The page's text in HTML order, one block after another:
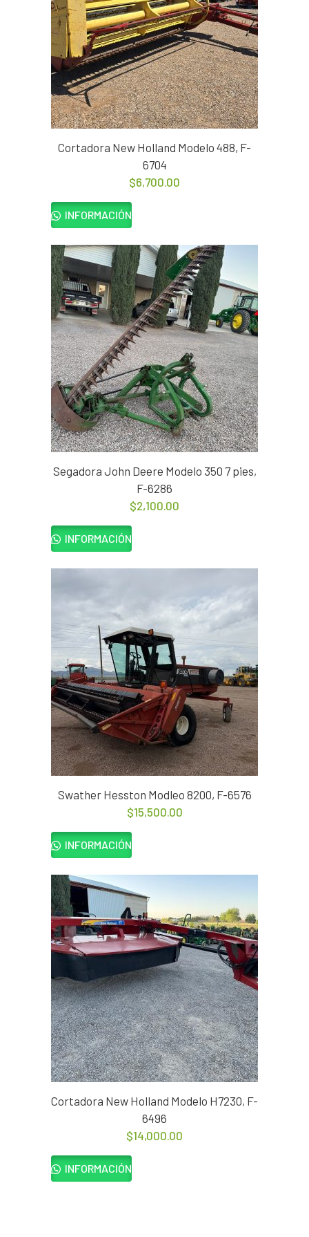
Cortadora New Holland Modelo 488, F-
6704
$6,700.00
INFORMACIÓN
Segadora John Deere Modelo 350 7 pies,
F-6286
$2,100.00
INFORMACIÓN
Swather Hesston Modleo 8200, F-6576
$15,500.00
INFORMACIÓN
Cortadora New Holland Modelo H7230, F-
6496
$14,000.00
INFORMACIÓN